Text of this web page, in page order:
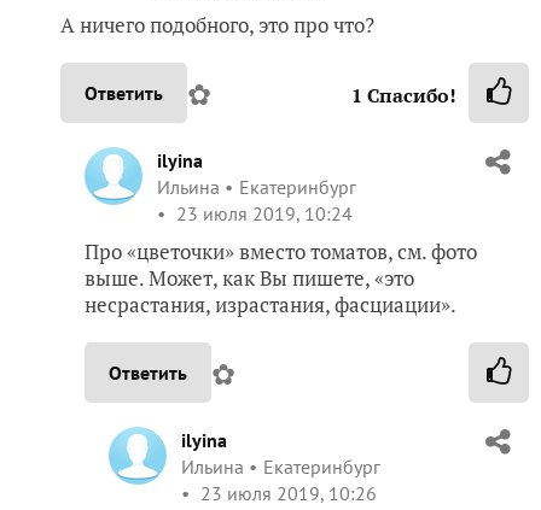
А ничего подобного, это про что?
Ответить ✿ 1 Спасибо!
ilyina
Ильина
Екатеринбург
23 июля 2019, 10:24
Про «цветочки» вместо томатов, см. фото
выше. Может, как Вы пишете, «это
несрастания, израстания, фасциации».
Ответить ✿
ilyina
Ильина
Екатеринбург
23 июля 2019, 10:26